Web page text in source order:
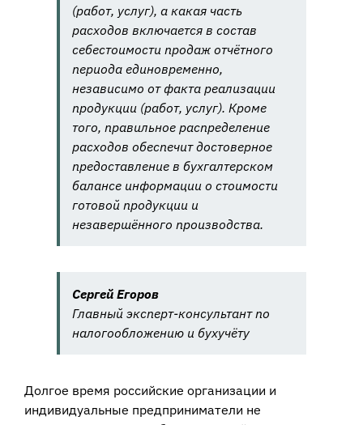
(работ, услуг), а какая часть
расходов включается в состав
себестоимости продаж отчётного
периода единовременно,
независимо от факта реализации
продукции (работ, услуг). Кроме
того, правильное распределение
расходов обеспечит достоверное
предоставление в бухгалтерском
балансе информации о стоимости
готовой продукции и
незавершённого производства.
Сергей Егоров
Главный эксперт-консультант по
налогообложению и бухучёту
Долгое время российские организации и
индивидуальные предприниматели не